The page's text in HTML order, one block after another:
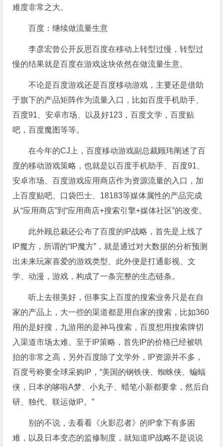
难度非常之大。
百度：继续做流量生意
李彦宏曾公开反思百度在移动上转型过慢，转型过
慢的结果就是百度在游戏这块依然在做流量生意。
不论是百度游戏还是百度移动游戏，主要还是借助
于旗下的产品矩阵作为流量入口，比如百度手机助手、
百度91、安卓市场、以及好123，百度文学，百度贴
吧，百度魔图等等。
在今年的CJ上，百度移动游戏副总裁顾玮阐述了百
度的移动游戏策略，也就是以百度手机助手、百度91、
安卓市场、百度游戏应用商店作为资源流量的入口，加
上百度贴吧、口袋巴士、18183等媒体属性的产品完成
从“应用商店”到“应用商店+搜索引擎+媒体社区”的改变。
此外顾总裁还公布了百度的IP战略，首先是上线了
IP魔方，所谓的“IP魔方”，就是通过对大数据的分析预测
出未来玩家喜爱的游戏类型、此外便是打通影视、文
学、动漫，游戏，构成了一条完整的生态链条。
听上去很美好，但事实上百度的搜索业务只是在自
家的产品上，大一些的渠道都是用自家的搜索，比如360
用的是好搜，九游用的是神马搜索，百度想用搜索牌切
入渠道市场太难。至于IP策略，首先IP的价格已经被哄
抬的非常之高，另外百度除了文学外，IP资源并不多，
百度号称要全球采购IP，“美国的钢铁侠、蜘蛛侠、蝙蝠
侠，日本的哆啦A梦、小丸子、蜡笔小新都要拿，然后自
研、独代、联运做IP。”
别的不说，去看看《火影忍者》的IP拿下有多困
难，以及日本变态的监修制度，就知道IP战略不是说说